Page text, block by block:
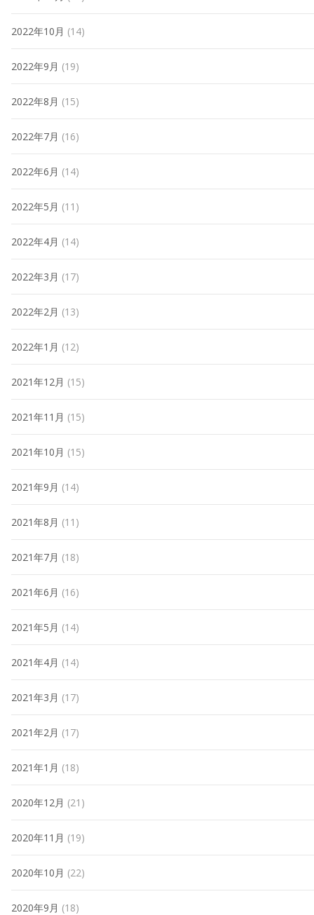
2022年10月 (14)
2022年9月 (19)
2022年8月 (15)
2022年7月 (16)
2022年6月 (14)
2022年5月 (11)
2022年4月 (14)
2022年3月 (17)
2022年2月 (13)
2022年1月 (12)
2021年12月 (15)
2021年11月 (15)
2021年10月 (15)
2021年9月 (14)
2021年8月 (11)
2021年7月 (18)
2021年6月 (16)
2021年5月 (14)
2021年4月 (14)
2021年3月 (17)
2021年2月 (17)
2021年1月 (18)
2020年12月 (21)
2020年11月 (19)
2020年10月 (22)
2020年9月 (18)